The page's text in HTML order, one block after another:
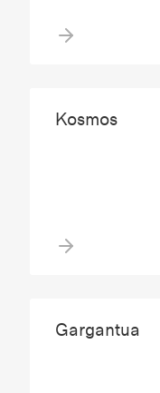
Kosmos
Gargantua